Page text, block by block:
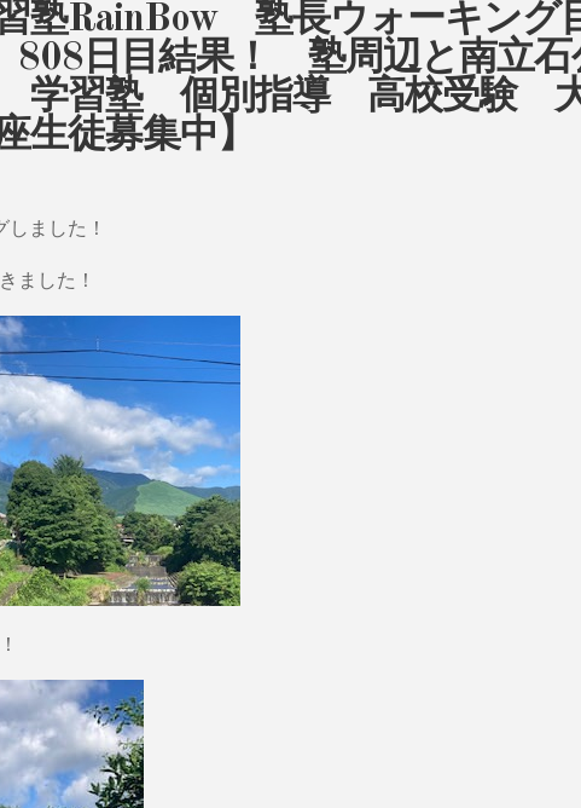
塾RainBow 塾長ウォーキング
日目結果！ 塾周辺と南立
学習塾 個別指導 高校受験
徒募集中】
ました！
ました！